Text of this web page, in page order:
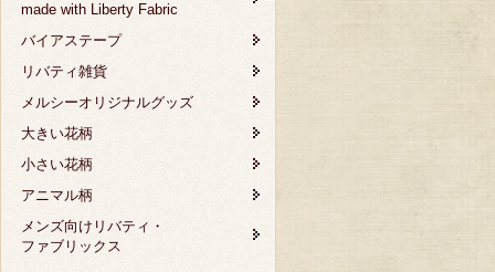
made with Liberty Fabric
バイアステープ
リバティ雑貨
メルシーオリジナルグッズ
大きい花柄
小さい花柄
アニマル柄
メンズ向けリバティ・
ファブリックス